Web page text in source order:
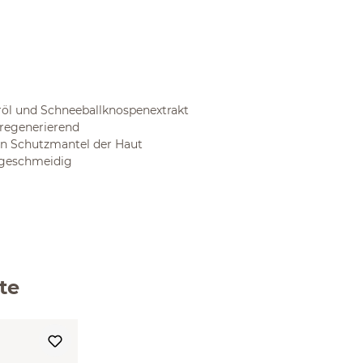
und Schneeballknospenextrakt
Schutzmantel der Haut